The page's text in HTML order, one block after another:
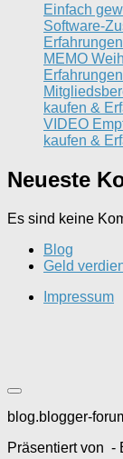
Einfach
Software-
Erfahrungen
MEMO
Erfahrungen
kaufen &
VIDEO
kaufen &
Neueste
Es sind keine
Blog
Geld
Impressum
blog.blogger-
Präsentiert von -